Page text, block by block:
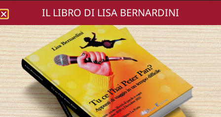
Lisa Bernardini
DSC02023-49
IL LIBRO DI LISA BERNARDINI